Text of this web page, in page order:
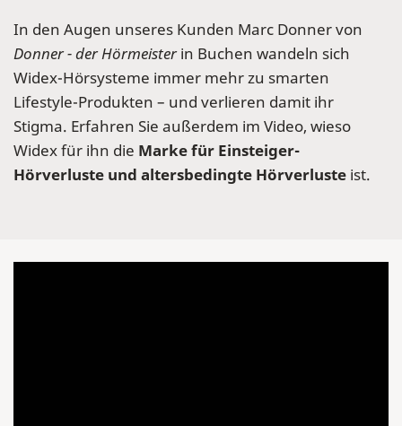
In den Augen unseres Kunden Marc Donner von
Donner - der Hörmeisterin Buchen wandeln sich
Widex-Hörsysteme immer mehr zu smarten
Lifestyle-Produkten – und verlieren damit ihr
Stigma. Erfahren Sie außerdem im Video, wieso
Widex für ihn die Marke für Einsteiger-
Hörverluste und altersbedingte Hörverluste ist.